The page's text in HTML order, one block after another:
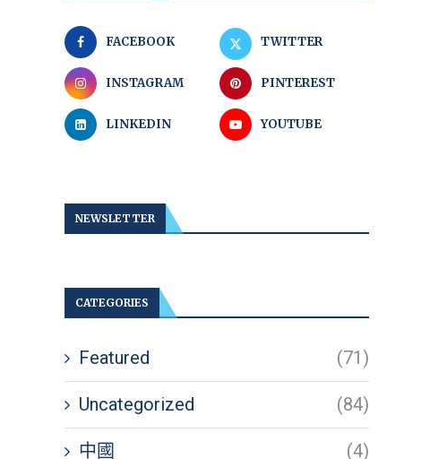
FACEBOOK TWITTER
INSTAGRAM PINTEREST
LINKEDIN YOUTUBE
NEWSLETTER
CATEGORIES
Featured (71)
Uncategorized (84)
中國 (4)